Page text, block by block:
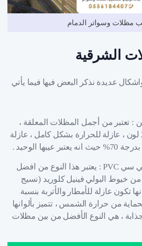
مظلات وسواتر الدمام
الشرقية
عديدة نذكر البعض فيها فيما يأتي
: تعتبر من أجمل المظلات المعلقة ،
تتوفر بـ اكثر من 22 لون ، عازلة للحرارة بشكل كامل ، عازلة
عيبها الوحيد .
كذلك مظلات بي في سي PVC : يعتبر هذا النوع من افضل
من خيوط البولي فينيل كلوريد (نسيج
تكون عازلة للأمطار والأتربة بنسبة
من حرارة الشمس ، تتميز بألوانها
، هي النوع الأفضل من بين مظلات